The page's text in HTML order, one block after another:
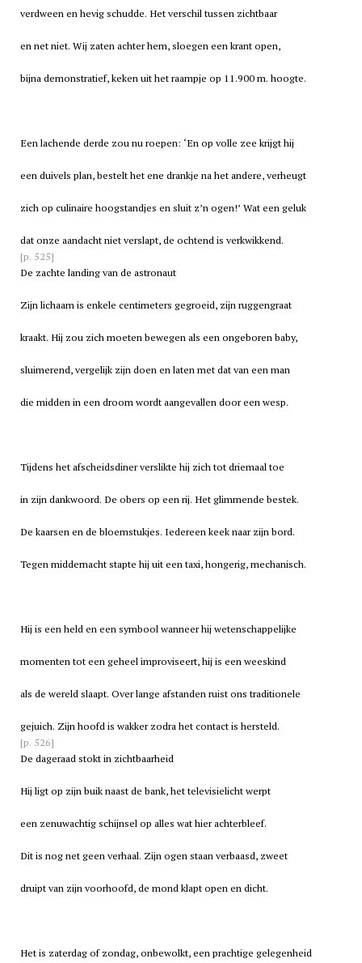
verdween en hevig schudde. Het verschil tussen zichtbaar
en net niet. Wij zaten achter hem, sloegen een krant open,
bijna demonstratief, keken uit het raampje op 11.900 m. hoogte.
Een lachende derde zou nu roepen: ‘En op volle zee krijgt hij
een duivels plan, bestelt het ene drankje na het andere, verheugt
zich op culinaire hoogstandjes en sluit z’n ogen!’ Wat een geluk
dat onze aandacht niet verslapt, de ochtend is verkwikkend.
[p. 525]
De zachte landing van de astronaut
Zijn lichaam is enkele centimeters gegroeid, zijn ruggengraat
kraakt. Hij zou zich moeten bewegen als een ongeboren baby,
sluimerend, vergelijk zijn doen en laten met dat van een man
die midden in een droom wordt aangevallen door een wesp.
Tijdens het afscheidsdiner verslikte hij zich tot driemaal toe
in zijn dankwoord. De obers op een rij. Het glimmende bestek.
De kaarsen en de bloemstukjes. Iedereen keek naar zijn bord.
Tegen middernacht stapte hij uit een taxi, hongerig, mechanisch.
Hij is een held en een symbool wanneer hij wetenschappelijke
momenten tot een geheel improviseert, hij is een weeskind
als de wereld slaapt. Over lange afstanden ruist ons traditionele
gejuich. Zijn hoofd is wakker zodra het contact is hersteld.
[p. 526]
De dageraad stokt in zichtbaarheid
Hij ligt op zijn buik naast de bank, het televisielicht werpt
een zenuwachtig schijnsel op alles wat hier achterbleef.
Dit is nog net geen verhaal. Zijn ogen staan verbaasd, zweet
druipt van zijn voorhoofd, de mond klapt open en dicht.
Het is zaterdag of zondag, onbewolkt, een prachtige gelegenheid